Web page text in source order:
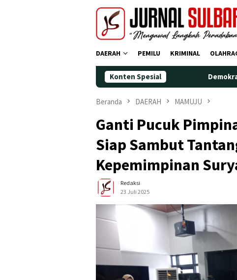
DAERAH PEMILU KRIMINAL
Konten SpesialDemokrat Polman
Beranda DAERAH MAMUJU
Ganti Pucuk
Siap Sambut
Kepemimpinan
Redaksi
23 Juli 2025